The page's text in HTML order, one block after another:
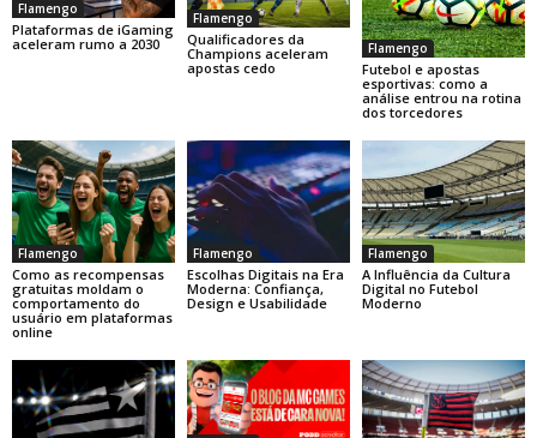
Flamengo
Plataformas de iGaming
aceleram rumo a 2030
Flamengo
Qualificadores da
Champions aceleram
apostas cedo
Flamengo
Futebol e apostas
esportivas: como a
análise entrou na rotina
dos torcedores
Flamengo
Como as recompensas
gratuitas moldam o
comportamento do
usuário em plataformas
online
Flamengo
Escolhas Digitais na Era
Moderna: Confiança,
Design e Usabilidade
Flamengo
A Influência da Cultura
Digital no Futebol
Moderno